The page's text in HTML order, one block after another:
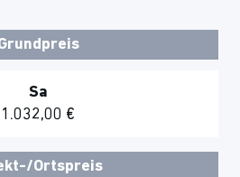
Sa
1.032,00 €
Ortspreis